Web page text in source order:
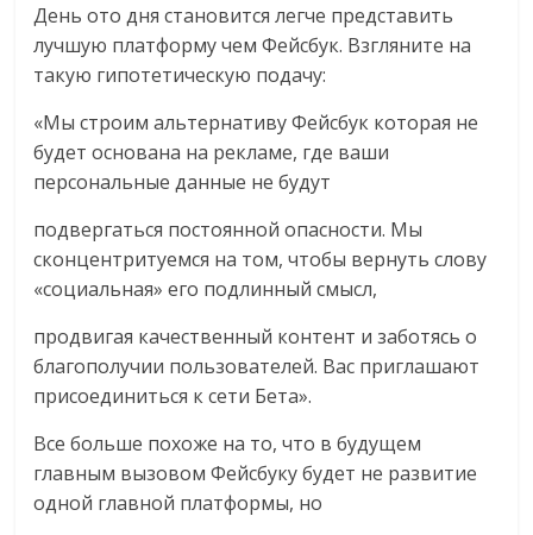
День ото дня становится легче представить
лучшую платформу чем Фейсбук. Взгляните на
такую гипотетическую подачу:
«Мы строим альтернативу Фейсбук которая не
будет основана на рекламе, где ваши
персональные данные не будут
подвергаться постоянной опасности. Мы
сконцентритуемся на том, чтобы вернуть слову
«социальная» его подлинный смысл,
продвигая качественный контент и заботясь о
благополучии пользователей. Вас приглашают
присоединиться к сети Бета».
Все больше похоже на то, что в будущем
главным вызовом Фейсбуку будет не развитие
одной главной платформы, но